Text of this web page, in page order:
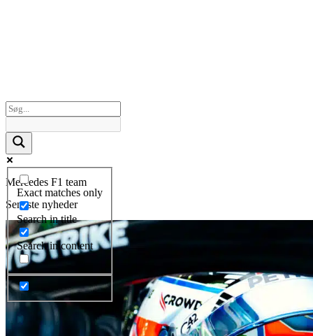
Exact matches only
Search in title
Search in content
Mercedes F1 team
Seneste nyheder